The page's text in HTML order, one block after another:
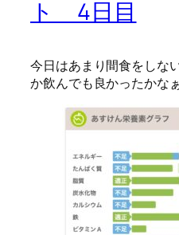
ト 4日目
今日はあまり間食をしな
か飲んでも良かったかな